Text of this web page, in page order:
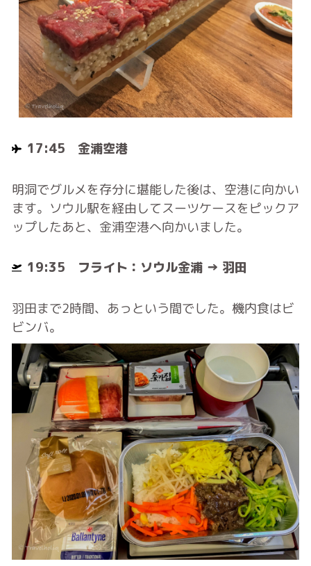
17:45 金浦空港
明洞でグルメを存分に堪能した後は、空港に向かい
ます。ソウル駅を経由してスーツケースをピックア
ップしたあと、金浦空港へ向かいました。
19:35 フライト：ソウル金浦 → 羽田
羽田まで2時間、あっという間でした。機内食はビ
ビンバ。